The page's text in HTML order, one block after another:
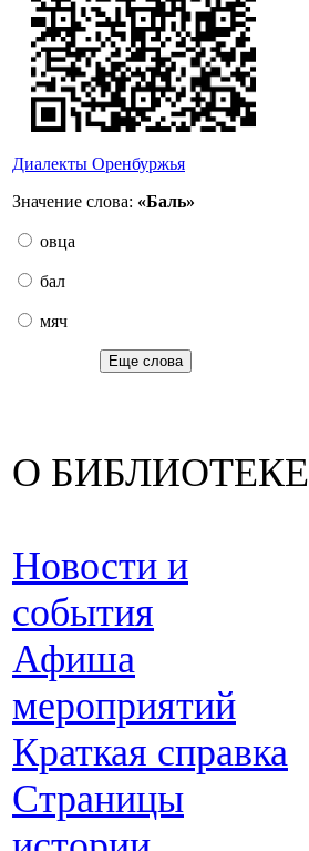
Диалекты Оренбуржья
Значение слова: «Баль»
овца
бал
мяч
Еще слова
О БИБЛИОТЕКЕ
Новости и
события
Афиша
мероприятий
Краткая справка
Страницы